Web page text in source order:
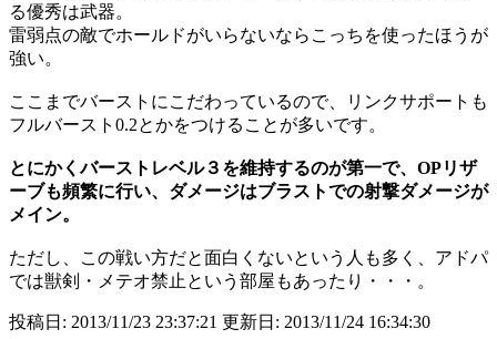
る優秀は武器。
雷弱点の敵でホールドがいらないならこっちを使ったほうが
強い。
ここまでバーストにこだわっているので、リンクサポートも
フルバースト0.2とかをつけることが多いです。
とにかくバーストレベル３を維持するのが第一で、OPリザ
ーブも頻繁に行い、ダメージはブラストでの射撃ダメージが
メイン。
ただし、この戦い方だと面白くないという人も多く、アドパ
では獣剣・メテオ禁止という部屋もあったり・・・。
投稿日: 2013/11/23 23:37:21 更新日: 2013/11/24 16:34:30